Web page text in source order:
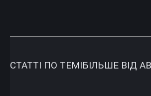
СТАТТІ ПО ТЕМІБІЛЬШЕ ВІД